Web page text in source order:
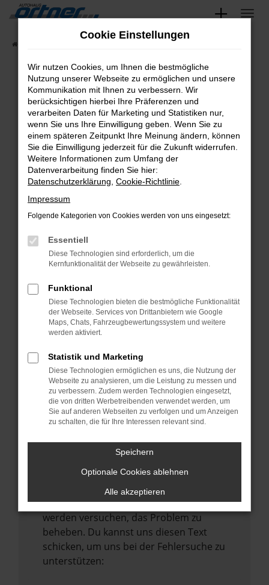
Zum
springen
Fehler: Network Error
Beim Laden ist ein Fehler aufgetreten.
Hier sind ein paar Tipps, die dir helfen können:
Überprüfe deine Firewall und deine
Internetverbindung.
Laden andere Webseiten, zum Beispiel
Manche Erweiterungen, wie Werbeblocker,
können das Laden bestimmter Seiten
verhindern. Funktioniert die Seite in einem
anderen Browser oder in einem privaten
Fenster?
Starte dein Gerät neu.
Das kann manchmal helfen,
Stelle sicher, dass dein Browser und dein
Betriebssystem auf dem neuesten Stand
sind.
Veraltete Software birgt nicht nur ein
Sicherheitsrisiko, sondern kann auch dazu
führen, dass bestimmte Funktionen nicht
mehr unterstützt werden.
Wende dich an den Webseitenbetreiber.
Wenn du alle oben genannten Schritte
versucht hast, kontaktiere uns bitte. Wir
werden versuchen, das Problem zu
beheben. Du kannst uns diesen Text
schicken, um uns bei der Fehlersuche zu
unterstützen:
Cookie Einstellungen
Wir nutzen Cookies, um Ihnen die bestmögliche
Nutzung unserer Webseite zu ermöglichen und unsere
Kommunikation mit Ihnen zu verbessern. Wir
berücksichtigen hierbei Ihre Präferenzen und
verarbeiten Daten für Marketing und Statistiken nur,
wenn Sie uns Ihre Einwilligung geben. Wenn Sie zu
einem späteren Zeitpunkt Ihre Meinung ändern, können
Sie die Einwilligung jederzeit für die Zukunft widerrufen.
Weitere Informationen zum Umfang der
Datenverarbeitung finden Sie hier:
Datenschutzerklärung Cookie-Richtlinie
Impressum
Folgende Kategorien von Cookies werden von uns eingesetzt:
Essentiell
Diese Technologien sind erforderlich, um die
Kernfunktionalität der Webseite zu gewährleisten.
Funktional
Diese Technologien bieten die bestmögliche Funktionalität
der Webseite. Services von Drittanbietern wie Google
Maps, Chats, Fahrzeugbewertungssystem und weitere
werden aktiviert.
Statistik und Marketing
Diese Technologien ermöglichen es uns, die Nutzung der
Webseite zu analysieren, um die Leistung zu messen und
zu verbessern. Zudem werden Technologien eingesetzt,
die von dritten Werbetreibenden verwendet werden, um
Sie auf anderen Webseiten zu verfolgen und um Anzeigen
zu schalten, die für Ihre Interessen relevant sind.
Speichern
Optionale Cookies ablehnen
Alle akzeptieren